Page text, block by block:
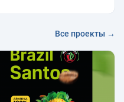
Все проекты →